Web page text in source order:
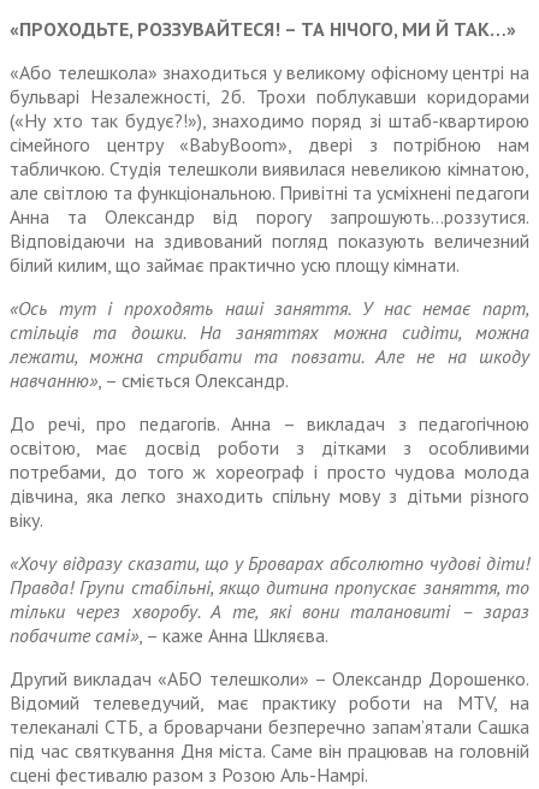
«ПРОХОДЬТЕ, РОЗЗУВАЙТЕСЯ! – ТА НІЧОГО, МИ Й ТАК…»
«Або телешкола» знаходиться у великому офісному центрі на
бульварі Незалежності, 2б. Трохи поблукавши коридорами
(«Ну хто так будує?!»), знаходимо поряд зі штаб-квартирою
сімейного центру «BabyBoom», двері з потрібною нам
табличкою. Студія телешколи виявилася невеликою кімнатою,
але світлою та функці­ональною. Привітні та усміхнені педагоги
Анна та Олександр від порогу запрошують…роззутися.
Відповідаючи на здивований погляд показують величезний
білий килим, що займає прак­тично усю площу кімнати.
«Ось тут і проходять наші заняття. У нас немає парт,
стільців та дошки. На заняттях можна сидіти, можна
лежати, можна стрибати та повзати. Але не на шкоду
навчанню», – сміється Олександр.
До речі, про педагогів. Анна – викладач з педагогічною
освітою, має досвід роботи з дітками з особливими
потребами, до того ж хореограф і просто чудова молода
дівчина, яка легко зна­ходить спільну мову з дітьми різного
віку.
«Хочу відразу сказати, що у Броварах абсолютно чудові діти!
Правда! Групи стабільні, якщо дитина пропускає заняття, то
тільки через хворобу. А те, які вони талановиті – зараз
побачите самі», – каже Анна Шкляєва.
Другий викладач «АБО теле­школи» – Олександр Дорошенко.
Відомий телеведучий, має практику роботи на MTV, на
телеканалі СТБ, а броварчани безперечно запам’ятали Сашка
під час святкування Дня міста. Саме він працював на головній
сцені фестивалю разом з Розою Аль-Намрі.